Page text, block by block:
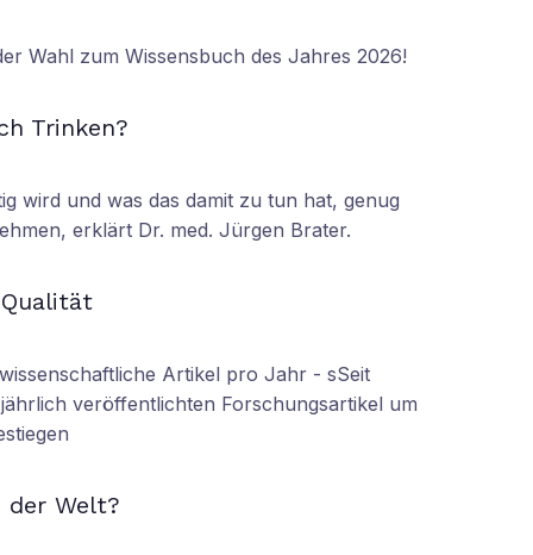
Wahl zum Wissensbuch des Jahres 2026!
Trinken?
wird und was das damit zu tun hat, genug
erklärt Dr. med. Jürgen Brater.
Artikel pro Jahr - sSeit
veröffentlichten Forschungsartikel um
der Welt?